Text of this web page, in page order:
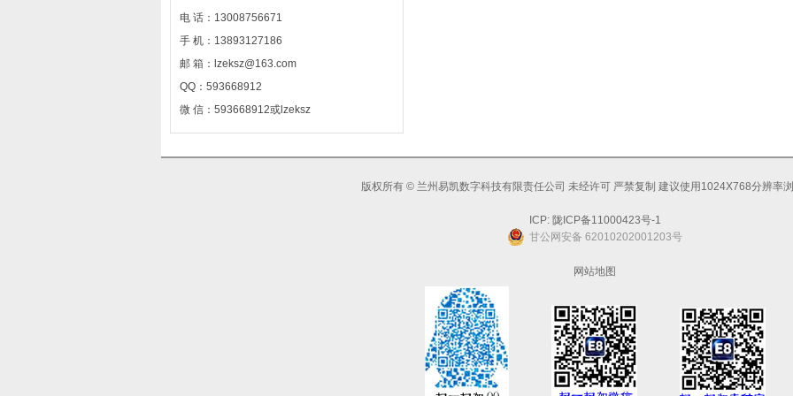
电 话：13008756671
手 机：13893127186
邮 箱：lzeksz@163.com
QQ：593668912
微 信：593668912或lzeksz
版权所有 © 兰州易凯数字科技有限责任公司 未经许可 严禁复制 建议使用1024X768分辨率
ICP:陇ICP备11000423号-1
甘公网安备 62010202001203号
网站地图